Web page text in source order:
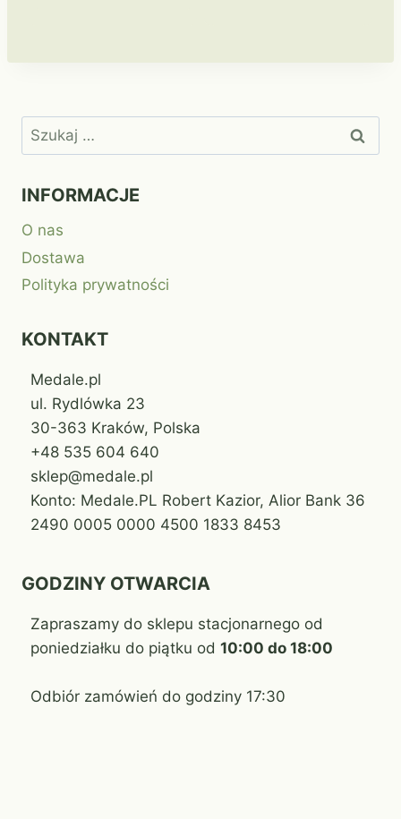
Szukaj:
INFORMACJE
O nas
Dostawa
Polityka prywatności
KONTAKT
Medale.pl
ul. Rydlówka 23
30-363 Kraków, Polska
+48 535 604 640
sklep@medale.pl
Konto: Medale.PL Robert Kazior, Alior Bank 36
2490 0005 0000 4500 1833 8453
GODZINY OTWARCIA
Zapraszamy do sklepu stacjonarnego od
poniedziałku do piątku od 10:00 do 18:00
Odbiór zamówień do godziny 17:30